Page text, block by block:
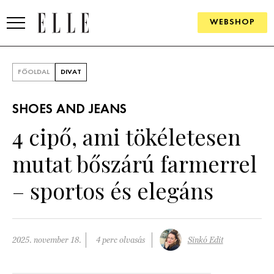
WEBSHOP
SZÉPSÉG
PSZICHÉ
ÉLETMÓD
FŐOLDAL DIVAT
SHOES AND JEANS
4 cipő, ami tökéletesen
mutat bőszárú farmerrel
– sportos és elegáns
2025. november 18. 4 perc olvasás Sinkó Edit